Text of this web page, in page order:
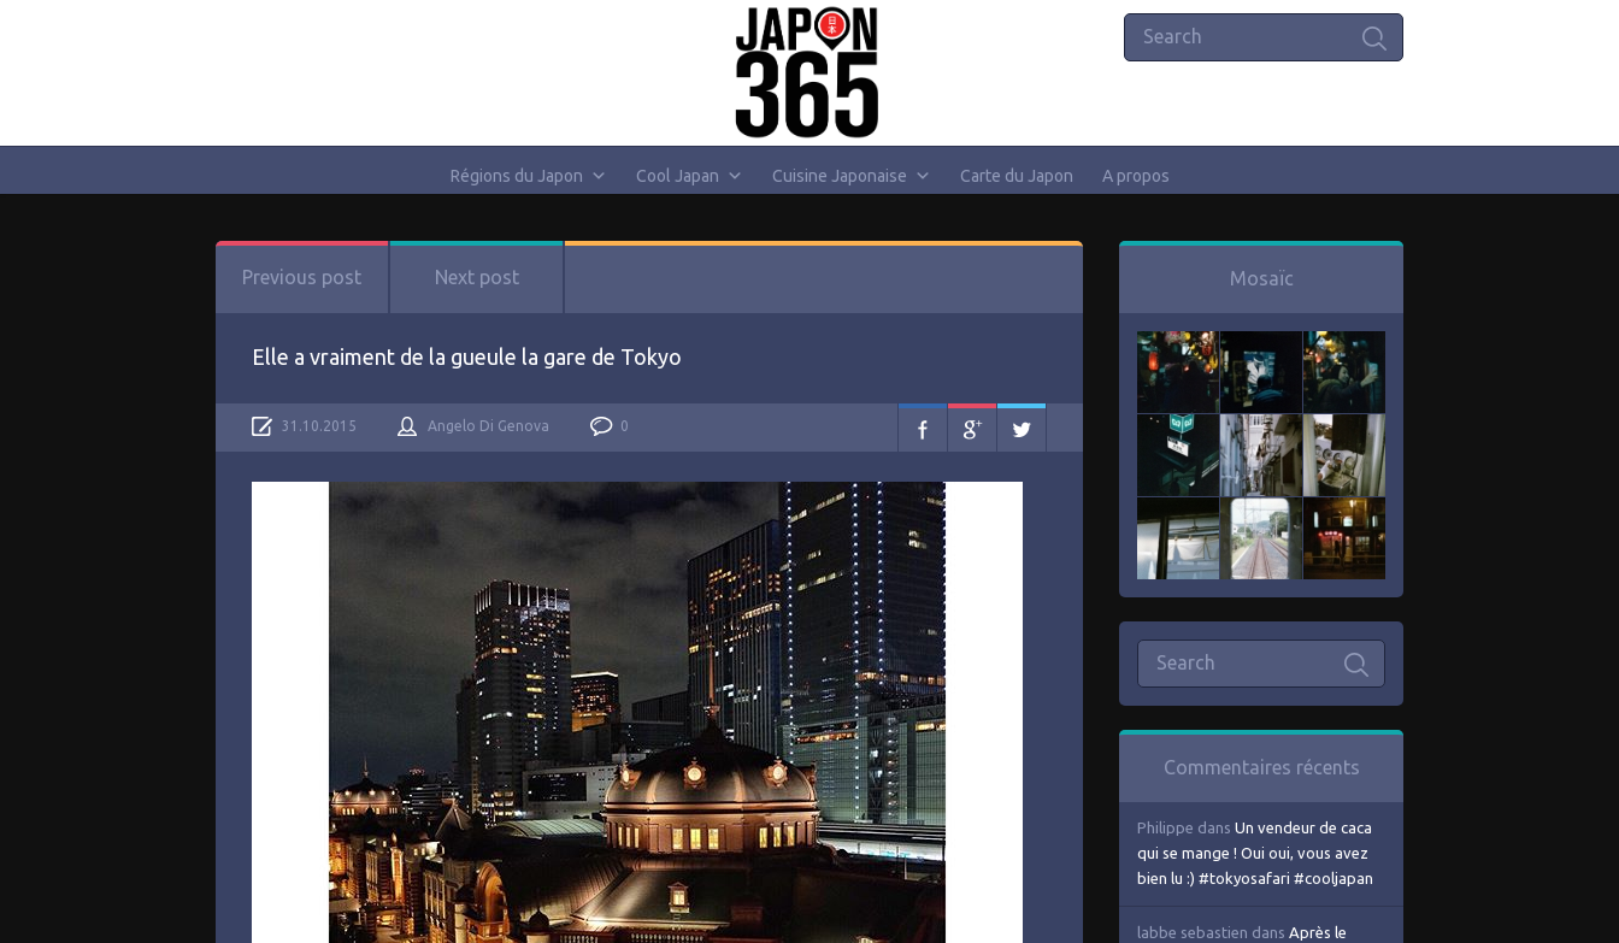
Régions du Japon Cool Japan Cuisine Japonaise Carte du Japon A propos
Previous post Next post
Elle a vraiment de la gueule la gare de Tokyo
31.10.2015 Angelo Di Genova 0
Mosaïc
Commentaires récents
Philippe dans Un vendeur de caca
qui se mange ! Oui oui, vous avez
bien lu :) #tokyosafari #cooljapan
labbe sebastien dans Après le